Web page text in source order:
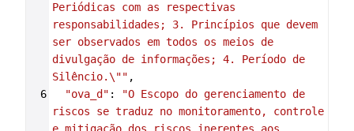
Periódicas com as respectivas
responsabilidades; 3. Princípios que devem
ser observados em todos os meios de
divulgação de informações; 4. Período de
Silêncio.\"" ,
6
"ova_d" :
"O Escopo do gerenciamento de
riscos se traduz no monitoramento, controle